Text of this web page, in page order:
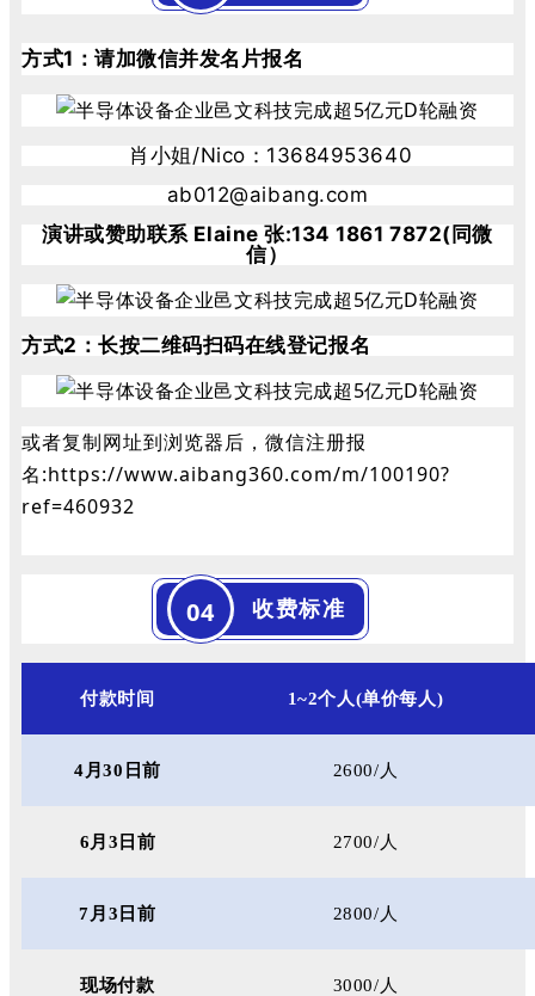
方式1：请加微信并发名片报名
肖小姐/Nico：13684953640
ab012@aibang.com
演讲或赞助联系 Elaine 张:134 1861 7872(同微
信）
方式2：长按二维码扫码在线登记报名
或者复制网址到浏览器后，微信注册报
名:https://www.aibang360.com/m/100190?
ref=460932
04 收费标准
付款时间 1~2个人(单价每人)
4 月30 日前 2600/人
6月3日前 2700/人
7月 3 日前 2800/人
现场付款 3000/人